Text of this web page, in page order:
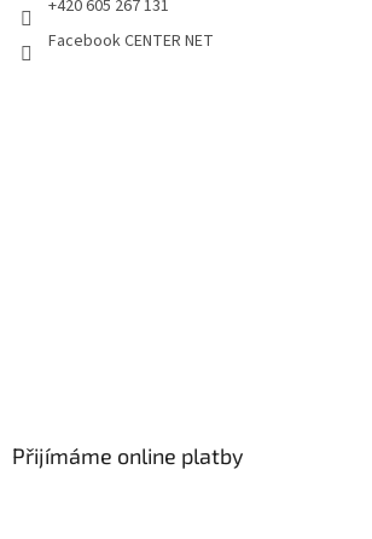
+420 605 267 131
Facebook CENTER NET
Přijímáme online platby